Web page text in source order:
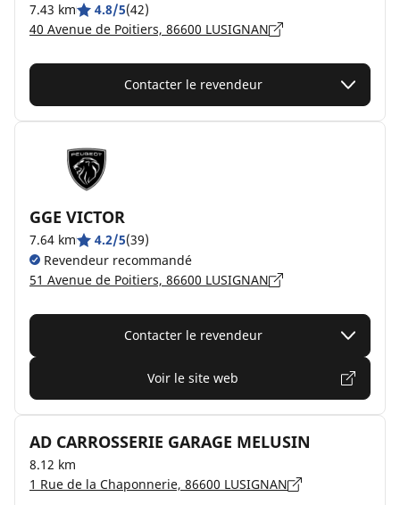
7.43 km 4.8/5(42)
40 Avenue de Poitiers, 86600 LUSIGNAN
Contacter le revendeur
GGE VICTOR
7.64 km 4.2/5(39)
Revendeur recommandé
51 Avenue de Poitiers, 86600 LUSIGNAN
Contacter le revendeur
Voir le site web
AD CARROSSERIE GARAGE MELUSIN
8.12 km
1 Rue de la Chaponnerie, 86600 LUSIGNAN